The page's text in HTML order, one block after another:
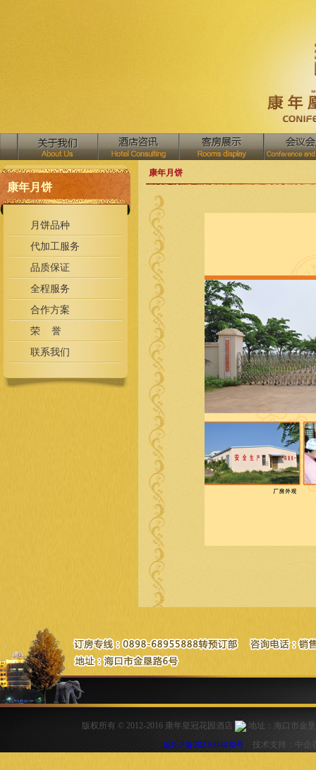
康年月饼
月饼品种
代加工服务
品质保证
全程服务
合作方案
荣 誉
联系我们
康年月饼
版权所有 © 2012-2016 康年皇冠花园酒店
地址：海口市金
琼ICP备2023004840号技术支持：中企